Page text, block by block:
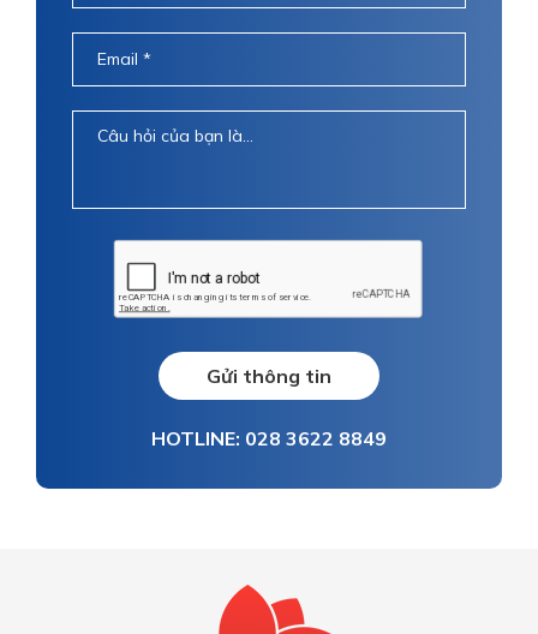
Gửi thông tin
HOTLINE: 028 3622 8849